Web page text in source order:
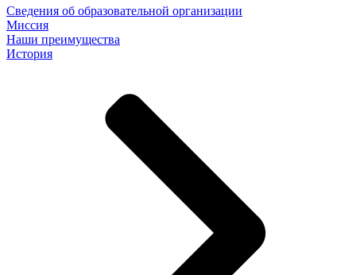
Сведения об образовательной организации
Миссия
Наши преимущества
История